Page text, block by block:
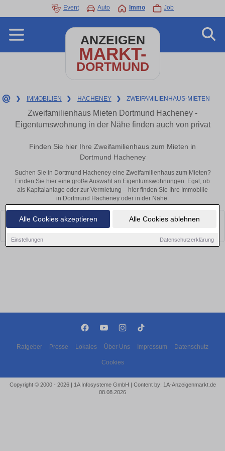
Alle Cookies akzeptieren Alle Cookies ablehnen
Einstellungen Datenschutzerklärung
Event Auto Immo Job
ANZEIGEN
MARKT-
DORTMUND
❯ IMMOBILIEN ❯ HACHENEY ❯ ZWEIFAMILIENHAUS-MIETEN
Zweifamilienhaus Mieten Dortmund Hacheney -
Eigentumswohnung in der Nähe finden auch von privat
Finden Sie hier Ihre Zweifamilienhaus zum Mieten in
Dortmund Hacheney
Suchen Sie in Dortmund Hacheney eine Zweifamilienhaus zum Mieten?
Finden Sie hier eine große Auswahl an Eigentumswohnungen. Egal, ob
als Kapitalanlage oder zur Vermietung – hier finden Sie Ihre Immobilie
in Dortmund Hacheney oder in der Nähe.
Leider konnten wir derzeit keine passenden Objekte finden. Schauen Sie
bald wieder vorbei!
Ratgeber Presse Lokales Über Uns Impressum Datenschutz
Cookies
Copyright © 2000 - 2026 | 1A Infosysteme GmbH | Content by: 1A-Anzeigenmarkt.de
08.08.2026